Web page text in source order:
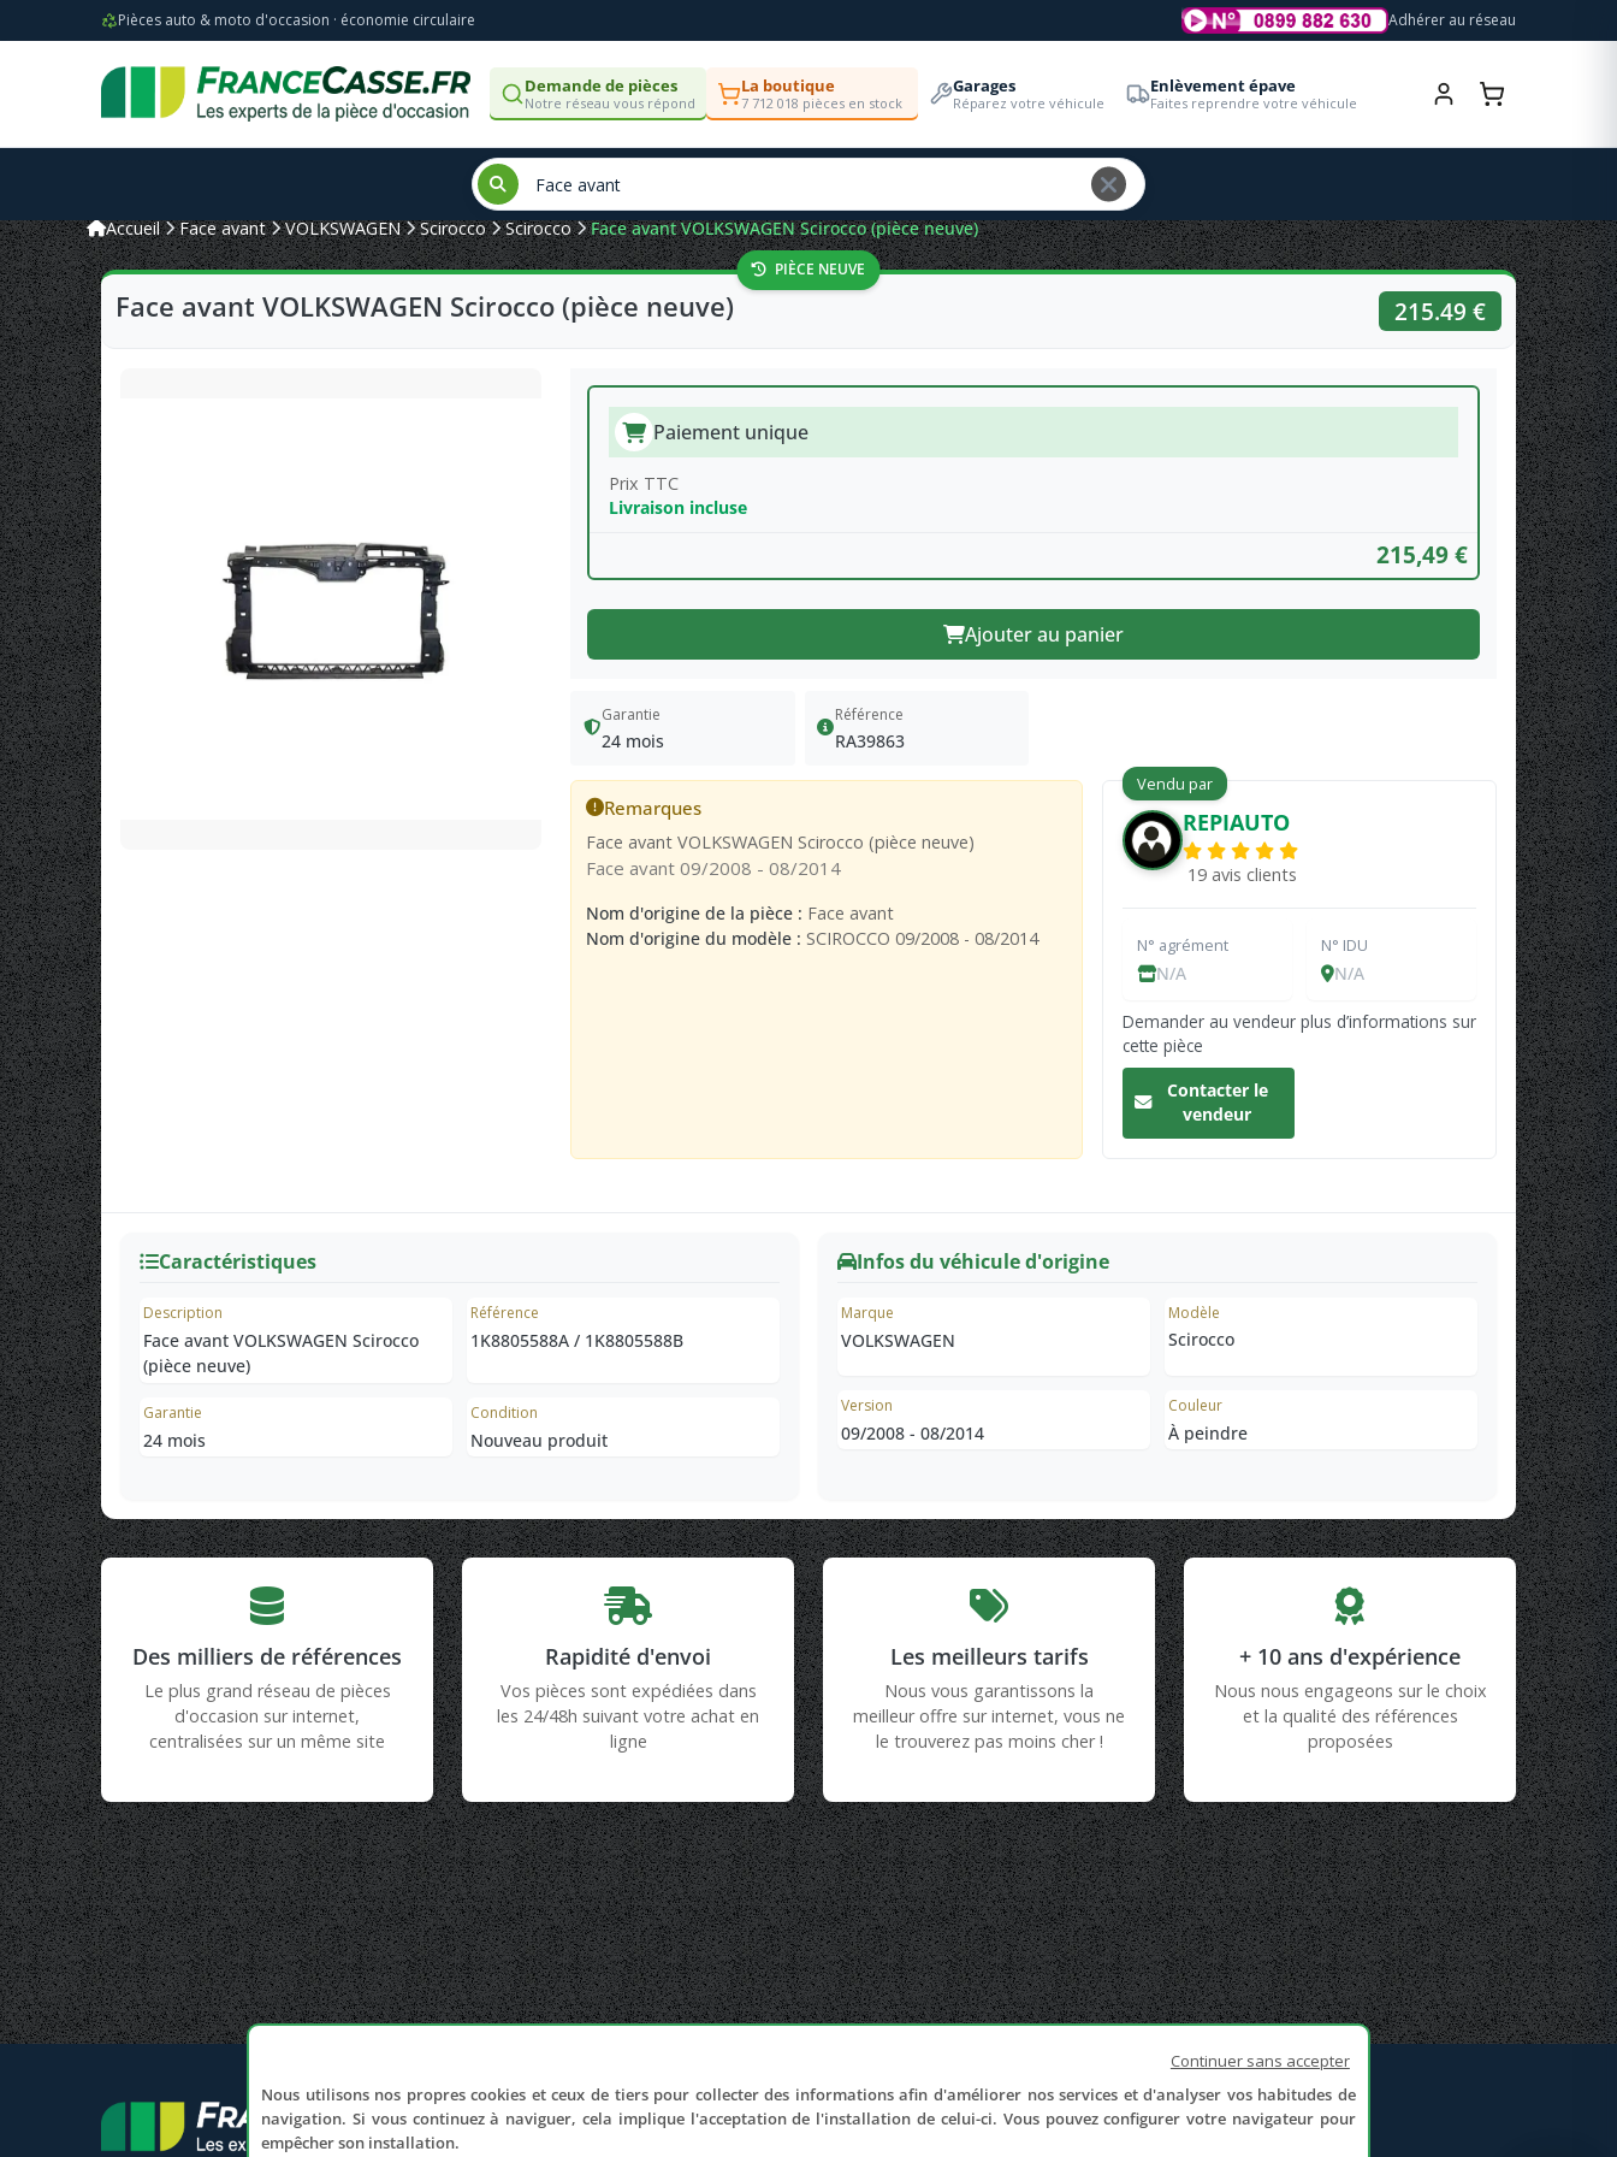
Pièces auto & moto d'occasion · économie circulaire Adhérer au réseau
Demande de pièces
Notre réseau vous répond
La boutique
7 712 018 pièces en stock
Garages
Réparez votre véhicule
Enlèvement épave
Faites reprendre votre véhicule
Accueil Face avant VOLKSWAGEN Scirocco Scirocco Face avant VOLKSWAGEN Scirocco (pièce neuve)
PIÈCE NEUVE
Face avant VOLKSWAGEN Scirocco (pièce neuve) 215.49 €
Paiement unique
Prix TTC
Livraison incluse
215,49 €
Ajouter au panier
Garantie
24 mois
Référence
RA39863
Remarques
Face avant VOLKSWAGEN Scirocco (pièce neuve)
Face avant 09/2008 - 08/2014
Nom d'origine de la pièce : Face avant
Nom d'origine du modèle : SCIROCCO 09/2008 - 08/2014
Vendu par
REPIAUTO
19 avis clients
N° agrément
N/A
N° IDU
N/A
Demander au vendeur plus d’informations sur
cette pièce
Contacter le
vendeur
Caractéristiques
Description
Face avant VOLKSWAGEN Scirocco
(pièce neuve)
Référence
1K8805588A / 1K8805588B
Garantie
24 mois
Condition
Nouveau produit
Infos du véhicule d'origine
Marque
VOLKSWAGEN
Modèle
Scirocco
Version
09/2008 - 08/2014
Couleur
À peindre
Des milliers de références
Le plus grand réseau de pièces
d'occasion sur internet,
centralisées sur un même site
Rapidité d'envoi
Vos pièces sont expédiées dans
les 24/48h suivant votre achat en
ligne
Les meilleurs tarifs
Nous vous garantissons la
meilleur offre sur internet, vous ne
le trouverez pas moins cher !
+ 10 ans d'expérience
Nous nous engageons sur le choix
et la qualité des références
proposées
LIENS UTILES NOUS CONTACTER
Continuer sans accepter
Nous utilisons nos propres cookies et ceux de tiers pour collecter des informations afin d'améliorer nos services et d'analyser vos habitudes de
navigation. Si vous continuez à naviguer, cela implique l'acceptation de l'installation de celui-ci. Vous pouvez configurer votre navigateur pour
empêcher son installation.